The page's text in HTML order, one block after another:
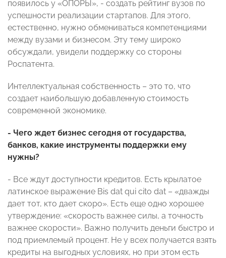
появилось у «ОПОРЫ», - создать рейтинг вузов по
успешности реализации стартапов. Для этого,
естественно, нужно обмениваться компетенциями
между вузами и бизнесом. Эту тему широко
обсуждали, увидели поддержку со стороны
Роспатента.
Интеллектуальная собственность – это то, что
создает наибольшую добавленную стоимость
современной экономике.
- Чего ждет бизнес сегодня от государства,
банков, какие инструменты поддержки ему
нужны?
- Все ждут доступности кредитов. Есть крылатое
латинское выражение Bis dat qui cito dat – «дважды
дает тот, кто дает скоро». Есть еще одно хорошее
утверждение: «скорость важнее силы, а точность
важнее скорости». Важно получить деньги быстро и
под приемлемый процент. Не у всех получается взять
кредиты на выгодных условиях, но при этом есть